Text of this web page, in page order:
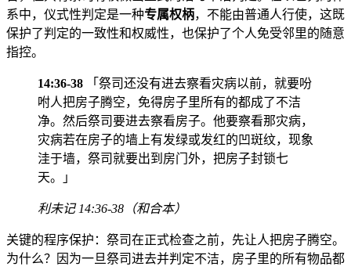
系中，仪式性判定是一种专属权柄，不能由普通人行使，这既
保护了判定的一致性和权威性，也保护了个人免受邻里的随意
指控。
14:36-38 「祭司还没有进去察看灾病以前，就要吩
咐人把房子腾空，免得房子里所有的都成了不洁
净。然后祭司要进去察看房子。他要察看那灾病，
灾病若在房子的墙上有发绿或发红的凹斑纹，现象
洼于墙，祭司就要出到房门外，把房子封锁七
天。」
利未记 14:36-38（和合本）
关键的程序保护：祭司在正式检查之前，先让人把房子腾空。
为什么？因为一旦祭司进去并判定不洁，房子里的所有物品都